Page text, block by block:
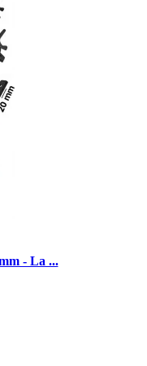
- La ...